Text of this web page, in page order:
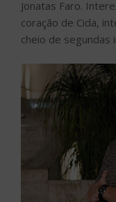
Jonatas Faro.
coração de Cida,
cheio de segundas